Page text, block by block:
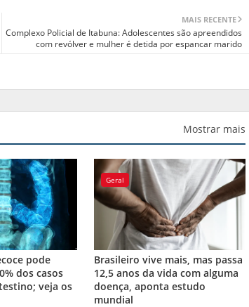
MAIS RECENTE
Complexo Policial de Itabuna: Adolescentes são apreendidos
com revólver e mulher é detida por espancar marido
Mostrar mais
pode
dos casos
veja os
Geral
Brasileiro vive mais, mas passa
12,5 anos da vida com alguma
doença, aponta estudo
mundial